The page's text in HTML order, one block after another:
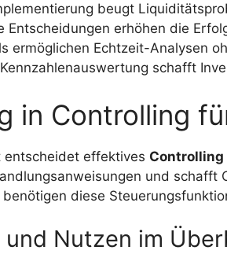
beugt
Entscheidungen erhöhen die
ermöglichen Echtzeit-Analysen
schafft
in Controlling
effektives Controlling
und schafft
benötigen diese
Nutzen im